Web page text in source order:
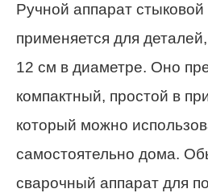
Ручной аппарат стыковой
применяется для
12 см в диаметре. Оно
компактный, простой в
который можно
самостоятельно дома.
сварочный аппарат для